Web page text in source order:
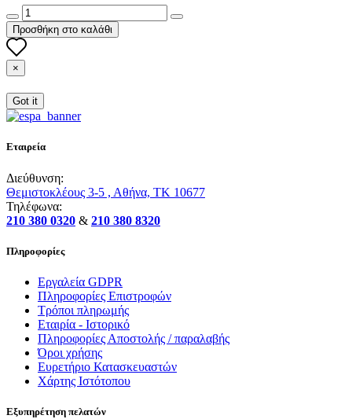
Προσθήκη στο καλάθι
×
Got it
Εταιρεία
Διεύθυνση:
Θεμιστοκλέους 3-5 , Αθήνα, ΤΚ 10677
Τηλέφωνα:
210 380 0320 & 210 380 8320
Πληροφορίες
Εργαλεία GDPR
Πληροφορίες Επιστροφών
Τρόποι πληρωμής
Εταιρία - Ιστορικό
Πληροφορίες Αποστολής / παραλαβής
Όροι χρήσης
Ευρετήριο Κατασκευαστών
Χάρτης Ιστότοπου
Εξυπηρέτηση πελατών